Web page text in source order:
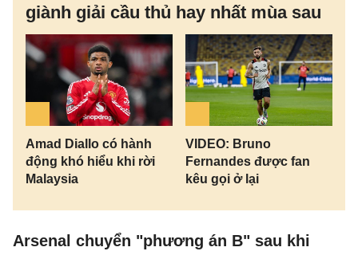
giành giải cầu thủ hay nhất mùa sau
Amad Diallo có hành
động khó hiểu khi rời
Malaysia
VIDEO: Bruno
Fernandes được fan
kêu gọi ở lại
Arsenal chuyển "phương án B" sau khi